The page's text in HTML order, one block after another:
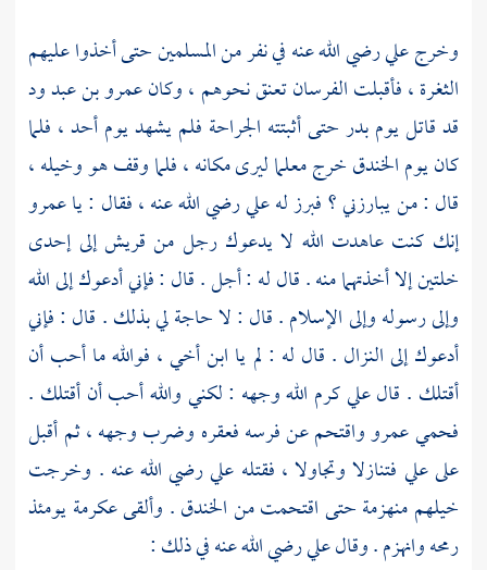
وخرجعليرضي الله عنه في نفر من المسلمين حتى أخذوا عليهم
الثغرة ، فأقبلت الفرسان تعنق نحوهم ، وكانعمرو بن عبد ود
قد قاتل يومبدرحتى أثبتته الجراحة فلم يشهد يومأحد ، فلما
كان يوم الخندق خرج معلما ليرى مكانه ، فلما وقف هو وخيله ،
قال : من يبارزني ؟ فبرز لهعليرضي الله عنه ، فقال : ياعمرو
إنك كنت عاهدت الله لا يدعوك رجل من قريشإلى إحدى
خلتين إلا أخذتهما منه . قال له : أجل . قال : فإني أدعوك إلى الله
وإلى رسوله وإلى الإسلام . قال : لا حاجة لي بذلك . قال : فإني
أدعوك إلى النزال . قال له : لم يا ابن أخي ، فوالله ما أحب أن
أقتلك . قالعليكرم الله وجهه : لكني والله أحب أن أقتلك .
فحميعمروواقتحم عن فرسه فعقره وضرب وجهه ، ثم أقبل
علىعلي فتنازلا وتجاولا ، فقتله عليرضي الله عنه . وخرجت
خيلهم منهزمة حتى اقتحمت من الخندق . وألقىعكرمةيومئذ
رمحه وانهزم . وقالعليرضي الله عنه في ذلك :